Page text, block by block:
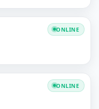
ONLINE
ONLINE